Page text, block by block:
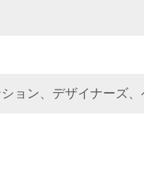
ョン、デザイナーズ、